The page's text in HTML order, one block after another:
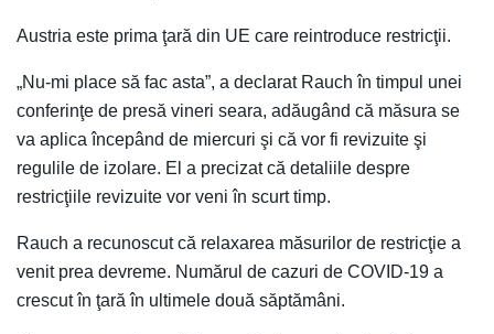
Austria este prima ţară din UE care reintroduce restricţii.
„Nu-mi place să fac asta”, a declarat Rauch în timpul unei
conferinţe de presă vineri seara, adăugând că măsura se
va aplica începând de miercuri şi că vor fi revizuite şi
regulile de izolare. El a precizat că detaliile despre
restricţiile revizuite vor veni în scurt timp.
Rauch a recunoscut că relaxarea măsurilor de restricţie a
venit prea devreme. Numărul de cazuri de COVID-19 a
crescut în ţară în ultimele două săptămâni.